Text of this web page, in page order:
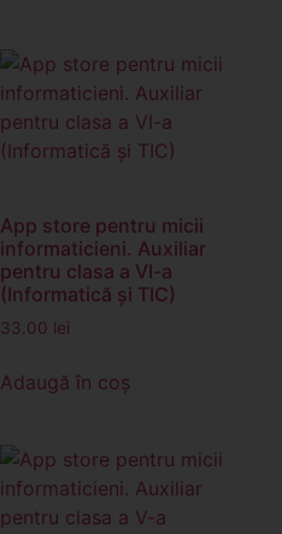
App store pentru micii
informaticieni. Auxiliar
pentru clasa a VI-a
(Informatică și TIC)
33.00 lei
Adaugă în coș